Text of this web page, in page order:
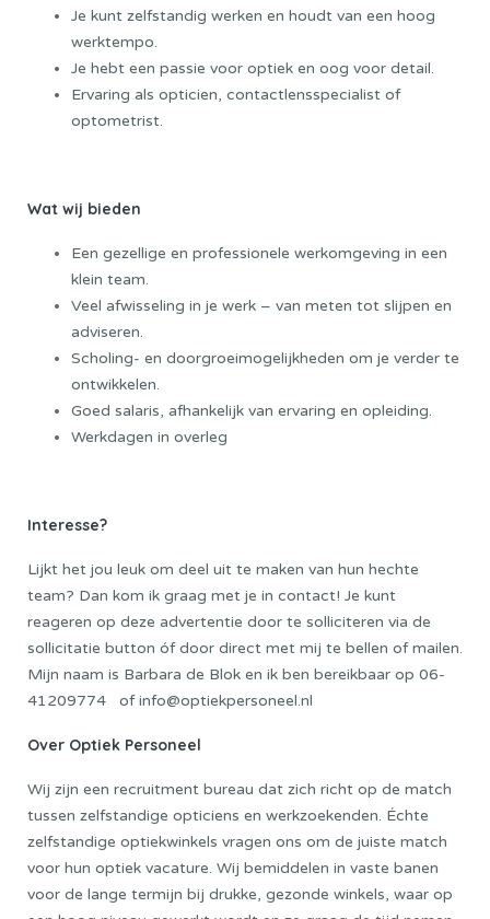
Je kunt zelfstandig werken en houdt van een hoog
werktempo.
Je hebt een passie voor optiek en oog voor detail.
Ervaring als opticien, contactlensspecialist of
optometrist.
Wat wij bieden
Een gezellige en professionele werkomgeving in een
klein team.
Veel afwisseling in je werk – van meten tot slijpen en
adviseren.
Scholing- en doorgroeimogelijkheden om je verder te
ontwikkelen.
Goed salaris, afhankelijk van ervaring en opleiding.
Werkdagen in overleg
Interesse?
Lijkt het jou leuk om deel uit te maken van hun hechte
team? Dan kom ik graag met je in contact! Je kunt
reageren op deze advertentie door te solliciteren via de
sollicitatie button óf door direct met mij te bellen of mailen.
Mijn naam is Barbara de Blok en ik ben bereikbaar op 06-
41209774 of info@optiekpersoneel.nl
Over Optiek Personeel
Wij zijn een recruitment bureau dat zich richt op de match
tussen zelfstandige opticiens en werkzoekenden. Échte
zelfstandige optiekwinkels vragen ons om de juiste match
voor hun optiek vacature. Wij bemiddelen in vaste banen
voor de lange termijn bij drukke, gezonde winkels, waar op